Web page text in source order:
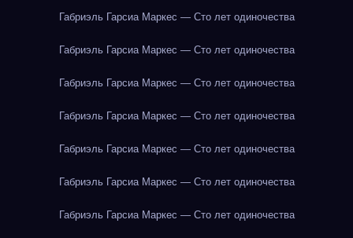
Габриэль Гарсиа Маркес — Сто лет одиночества
Габриэль Гарсиа Маркес — Сто лет одиночества
Габриэль Гарсиа Маркес — Сто лет одиночества
Габриэль Гарсиа Маркес — Сто лет одиночества
Габриэль Гарсиа Маркес — Сто лет одиночества
Габриэль Гарсиа Маркес — Сто лет одиночества
Габриэль Гарсиа Маркес — Сто лет одиночества